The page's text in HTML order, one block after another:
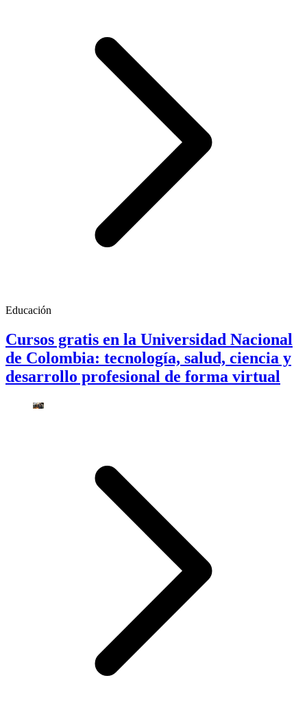
Educación
Cursos gratis en la Universidad Nacional
de Colombia: tecnología, salud, ciencia y
desarrollo profesional de forma virtual